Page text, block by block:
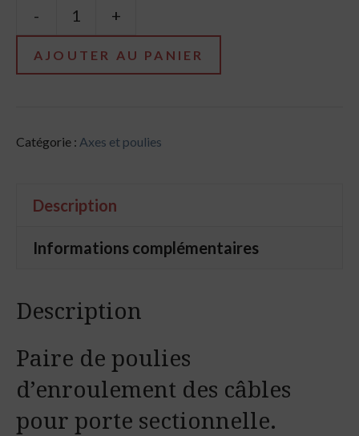
-
de
Poulies
standard
+
AJOUTER AU PANIER
Catégorie : Axes et poulies
Description
Informations complémentaires
Description
Paire de poulies
d’enroulement des câbles
pour porte sectionnelle.